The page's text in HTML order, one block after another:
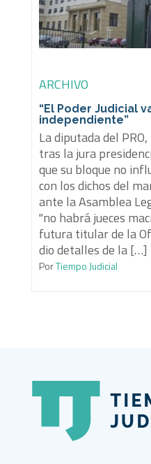
ARCHIVO
“El Poder Judicial
independiente”
La diputada del
tras la jura
que su bloque no
con los dichos del
ante la Asamblea
"no habrá jueces
futura titular de la
dio detalles de la […]
PorTiempo Judicial